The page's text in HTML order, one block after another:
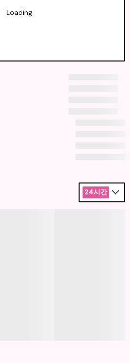
Loading
24시간